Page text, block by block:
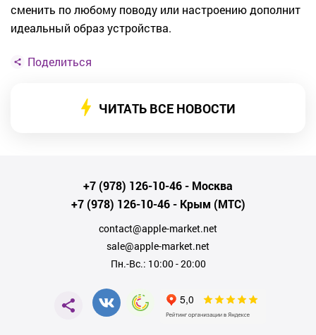
сменить по любому поводу или настроению дополнит
идеальный образ устройства.
Поделиться
ЧИТАТЬ ВСЕ НОВОСТИ
+7 (978) 126-10-46- Москва
+7 (978) 126-10-46- Крым (МТС)
contact@apple-market.net
sale@apple-market.net
Пн.-Вс.: 10:00 - 20:00